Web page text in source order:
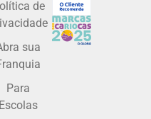
de
sua
Para
Escolas